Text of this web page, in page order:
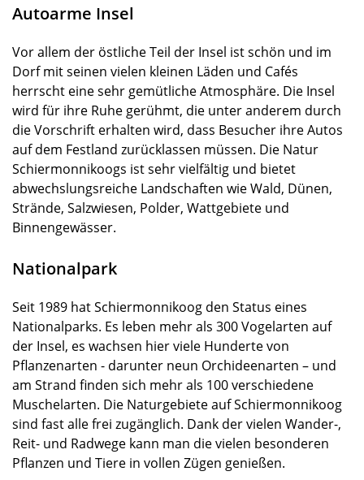
Autoarme Insel
Vor allem der östliche Teil der Insel ist schön und im
Dorf mit seinen vielen kleinen Läden und Cafés
herrscht eine sehr gemütliche Atmosphäre. Die Insel
wird für ihre Ruhe gerühmt, die unter anderem durch
die Vorschrift erhalten wird, dass Besucher ihre Autos
auf dem Festland zurücklassen müssen. Die Natur
Schiermonnikoogs ist sehr vielfältig und bietet
abwechslungsreiche Landschaften wie Wald, Dünen,
Strände, Salzwiesen, Polder, Wattgebiete und
Binnengewässer.
Nationalpark
Seit 1989 hat Schiermonnikoog den Status eines
Nationalparks. Es leben mehr als 300 Vogelarten auf
der Insel, es wachsen hier viele Hunderte von
Pflanzenarten - darunter neun Orchideenarten – und
am Strand finden sich mehr als 100 verschiedene
Muschelarten. Die Naturgebiete auf Schiermonnikoog
sind fast alle frei zugänglich. Dank der vielen Wander-,
Reit- und Radwege kann man die vielen besonderen
Pflanzen und Tiere in vollen Zügen genießen.